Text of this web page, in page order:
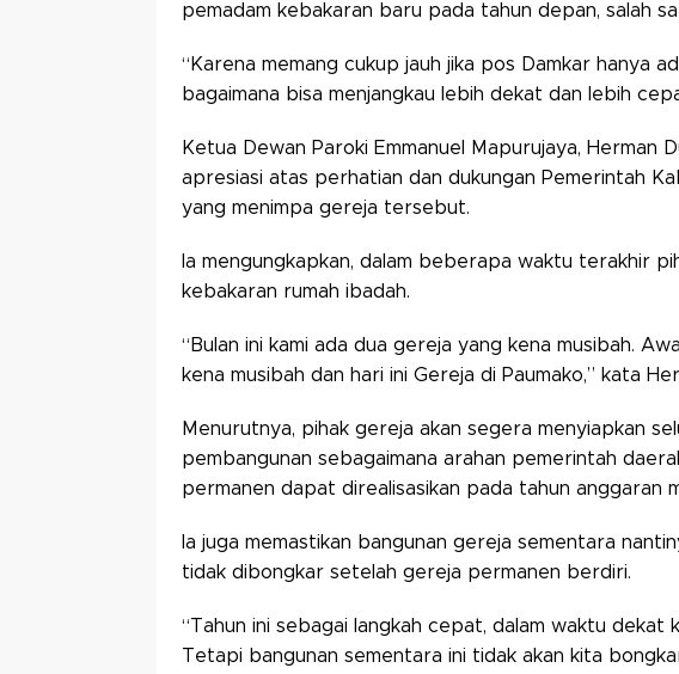
pemadam kebakaran baru pada tahun depan, salah
“Karena memang cukup jauh jika pos Damkar hanya
bagaimana bisa menjangkau lebih dekat dan lebih
Ketua Dewan Paroki Emmanuel Mapurujaya, Herman
apresiasi atas perhatian dan dukungan Pemerintah
yang menimpa gereja tersebut.
Ia mengungkapkan, dalam beberapa waktu terakhir
kebakaran rumah ibadah.
“Bulan ini kami ada dua gereja yang kena musibah.
kena musibah dan hari ini Gereja di Paumako,” kata
Menurutnya, pihak gereja akan segera menyiapkan
pembangunan sebagaimana arahan pemerintah
permanen dapat direalisasikan pada tahun anggaran
Ia juga memastikan bangunan gereja sementara
tidak dibongkar setelah gereja permanen berdiri.
“Tahun ini sebagai langkah cepat, dalam waktu dekat
Tetapi bangunan sementara ini tidak akan kita